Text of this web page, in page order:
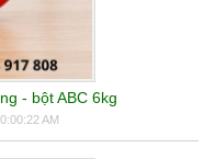
- bột ABC 6kg
AM